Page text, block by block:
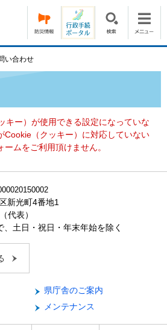
い合わせ
キー）が使用できる設定になっていな
Cookie（クッキー）に対応していない
ムをご利用頂けません。
新光町4番地1
代表）
土日・祝日・年末年始を除く
県庁舎のご案内
メンテナンス